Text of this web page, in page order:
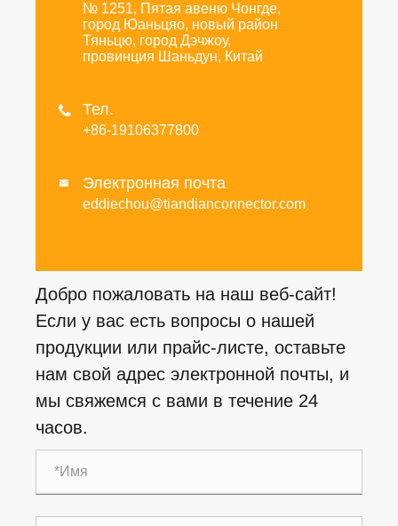
№ 1251, Пятая авеню Чонгде,
город Юаньцяо, новый район
Тяньцю, город Дэчжоу,
провинция Шаньдун, Китай
 Тел.
+86-19106377800
 Электронная почта
eddiechou@tiandianconnector.com
Добро пожаловать на наш веб-сайт!
Если у вас есть вопросы о нашей
продукции или прайс-листе, оставьте
нам свой адрес электронной почты, и
мы свяжемся с вами в течение 24
часов.